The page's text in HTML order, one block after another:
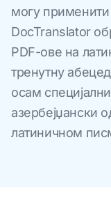
могу применити
DocTranslator
PDF-ове на
тренутну
осам
азербејџански
латиничном